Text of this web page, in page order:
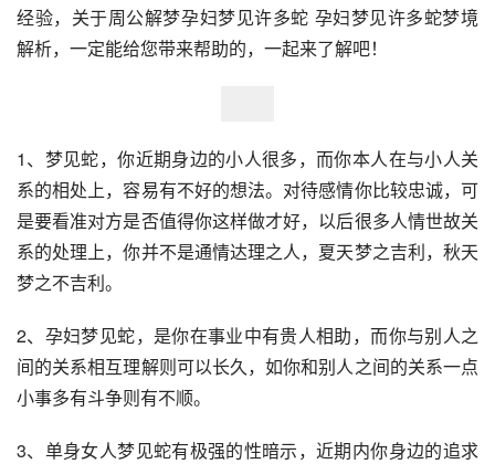
经验，关于周公解梦孕妇梦见许多蛇 孕妇梦见许多蛇梦境
解析，一定能给您带来帮助的，一起来了解吧！
1、梦见蛇，你近期身边的小人很多，而你本人在与小人关
系的相处上，容易有不好的想法。对待感情你比较忠诚，可
是要看准对方是否值得你这样做才好，以后很多人情世故关
系的处理上，你并不是通情达理之人，夏天梦之吉利，秋天
梦之不吉利。
2、孕妇梦见蛇，是你在事业中有贵人相助，而你与别人之
间的关系相互理解则可以长久，如你和别人之间的关系一点
小事多有斗争则有不顺。
3、单身女人梦见蛇有极强的性暗示，近期内你身边的追求